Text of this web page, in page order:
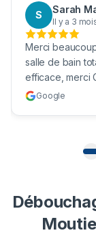
S Sarah
Il y a 3
Merci
salle de bain
efficace, merci
Google